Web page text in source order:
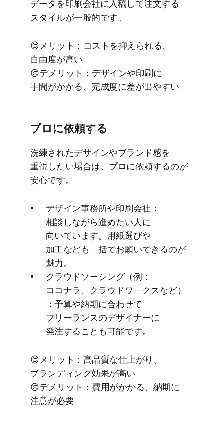
データを​印刷会社に​入稿して​注文する​
スタイルが​一般的です。
😊メリット：コストを​抑えられる、​
自由度が​高い
😢デメリット：デザインや​印刷に​
手間が​かかる、​完成度に​差が​出やすい
プロに​依頼する
洗練された​デザインや​ブランド感を​
重視したい​場合は、​プロに​依頼するのが​
安心です。
デザイン事務所や​印刷会社：
相談しながら​進めたい​人に​
向いています。​用紙選びや​
加工なども​一括で​お願い​できるのが​
魅力。
クラウドソーシング​（例：
ココナラ、​クラウドワークスなど）​
：予算や​納期に​合わせて​
フリーランスの​デザイナーに​
発注する​ことも​可能です。
😊メリット：高品質な​仕上がり、​
ブランディング効果が​高い
😢デメリット：費用が​かかる、​納期に​
注意が​必要